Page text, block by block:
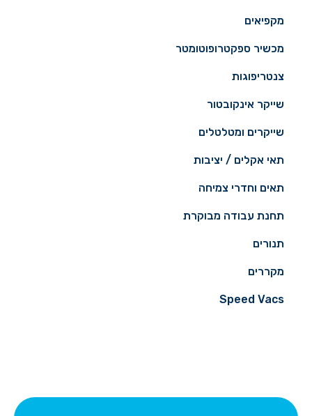
מקפיאים
מכשיר ספקטרופוטומטר
צנטריפוגות
שייקר אינקובטור
שייקרים ומטלטלים
תאי אקלים / יציבות
תאים וחדרי צמיחה
תחנת עבודה מבוקרת
תנורים
מקררים
Speed ​​Vacs